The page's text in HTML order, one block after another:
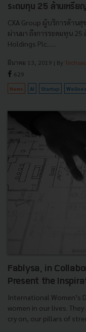
ระดมทุน 25 ล้านเหรีย
CXA Group ผู้บริการด้าน
ผ่านมา ถึงการระดมทุน 25
Holdings Plc......
มีนาคม 13, 2019 | By
629
News AI Startup
Fablysa, in
Present the
International Women’s
women in our lives.
cry on, our pillars of